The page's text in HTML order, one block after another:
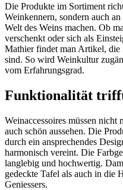
Die Produkte im Sortiment
Weinkennern, sondern auch
Welt des Weins machen. Ob
verschenkt oder sich als
Mathier findet man Artikel,
sind. So wird Weinkultur
vom Erfahrungsgrad.
Funktionalität
Weinaccessoires müssen
auch schön aussehen. Die
durch ein ansprechendes
harmonisch vereint. Die
langlebig und hochwertig.
gedeckte Tafel als auch in die
Geniessers.